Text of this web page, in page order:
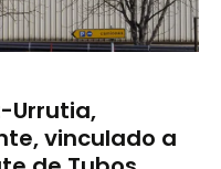
Urrutia,
vinculado a